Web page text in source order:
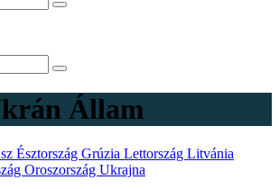
Állam
Észtország Grúzia Lettország Litvánia
Oroszország Ukrajna